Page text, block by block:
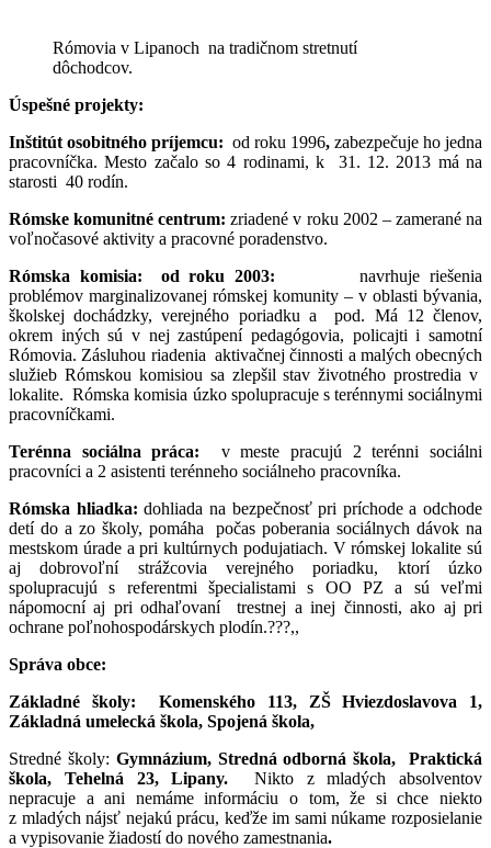
Rómovia v Lipanoch na tradičnom stretnutí
dôchodcov.
Úspešné projekty:
Inštitút osobitného príjemcu: od roku 1996, zabezpečuje ho jedna
pracovníčka. Mesto začalo so 4 rodinami, k 31. 12. 2013 má na
starosti 40 rodín.
Rómske komunitné centrum:zriadené v roku 2002 – zamerané na
voľnočasové aktivity a pracovné poradenstvo.
Rómska komisia: od roku 2003:navrhuje riešenia
problémov marginalizovanej rómskej komunity – v oblasti bývania,
školskej dochádzky, verejného poriadku a pod. Má 12 členov,
okrem iných sú v nej zastúpení pedagógovia, policajti i samotní
Rómovia. Zásluhou riadenia aktivačnej činnosti a malých obecných
služieb Rómskou komisiou sa zlepšil stav životného prostredia v
lokalite. Rómska komisia úzko spolupracuje s terénnymi sociálnymi
pracovníčkami.
Terénna sociálna práca: v meste pracujú 2 terénni sociálni
pracovníci a 2 asistenti terénneho sociálneho pracovníka.
Rómska hliadka: dohliada na bezpečnosť pri príchode a odchode
detí do a zo školy, pomáha počas poberania sociálnych dávok na
mestskom úrade a pri kultúrnych podujatiach. V rómskej lokalite sú
aj dobrovoľní strážcovia verejného poriadku, ktorí úzko
spolupracujú s referentmi špecialistami s OO PZ a sú veľmi
nápomocní aj pri odhaľovaní trestnej a inej činnosti, ako aj pri
ochrane poľnohospodárskych plodín.???,,
Správa obce:
Základné školy: Komenského 113, ZŠ Hviezdoslavova 1,
Základná umelecká škola, Spojená škola,
Stredné školy: Gymnázium, Stredná odborná škola,
Praktická
škola, Tehelná 23, Lipany. Nikto z mladých absolventov
nepracuje a ani nemáme informáciu o tom, že si chce niekto
z mladých nájsť nejakú prácu, keďže im sami núkame rozposielanie
a vypisovanie žiadostí do nového zamestnania.